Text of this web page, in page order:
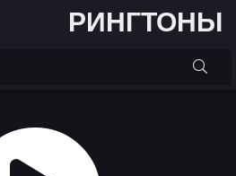
РИНГТОНЫ